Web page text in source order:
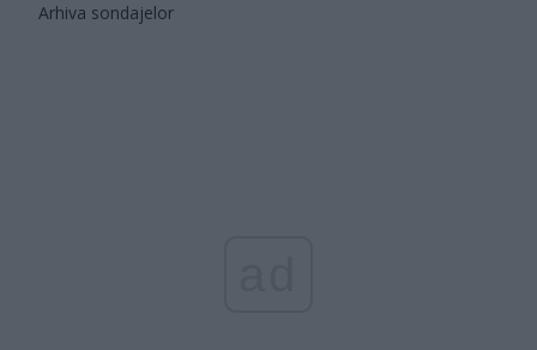
Arhiva sondajelor